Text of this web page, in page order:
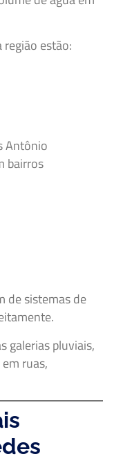
estão:
Antônio
bairros
de sistemas de
galerias pluviais,
ruas,